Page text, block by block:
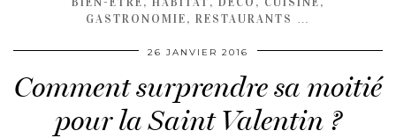
GASTRONOMIE, RESTAURANTS …
26 JANVIER 2016
Comment surprendre sa moitié
pour la Saint Valentin ?